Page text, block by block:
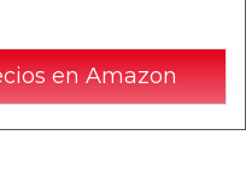
en Amazon